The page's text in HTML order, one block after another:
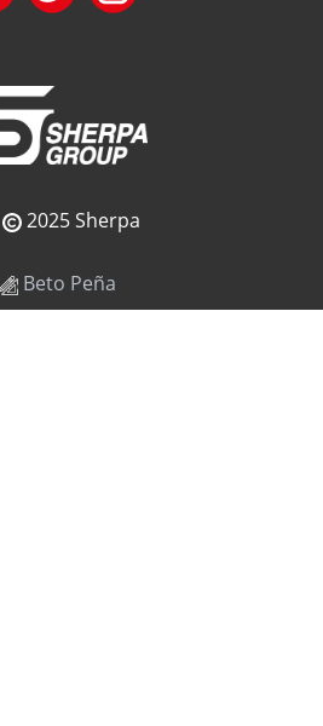
2025 Sherpa
Beto Peña